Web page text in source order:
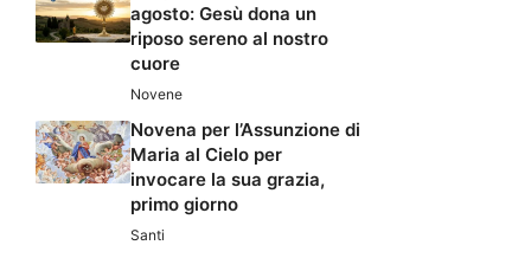
agosto: Gesù dona un
riposo sereno al nostro
cuore
Novene
Novena per l’Assunzione di
Maria al Cielo per
invocare la sua grazia,
primo giorno
Santi